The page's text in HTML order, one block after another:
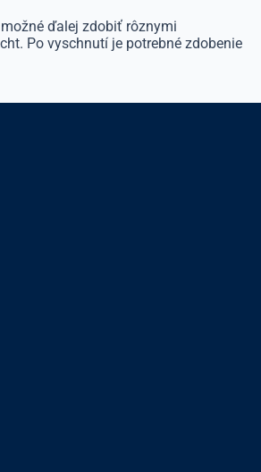
ďalej zdobiť rôznymi
Po vyschnutí je potrebné zdobenie